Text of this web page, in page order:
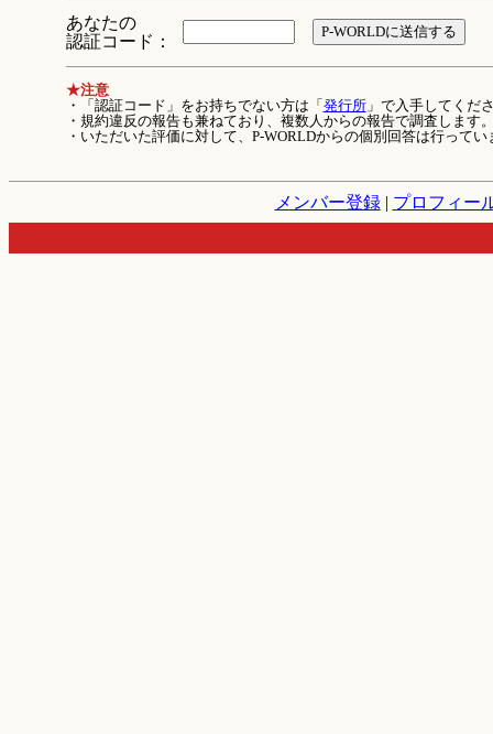
あなたの
認証コード：
★注意
・「認証コード」をお持ちでない方は「 発行所」で入手してくだ
・規約違反の報告も兼ねており、複数人からの報告で調査します
・いただいた評価に対して、P-WORLDからの個別回答は行ってい
メンバー登録| プロフィー